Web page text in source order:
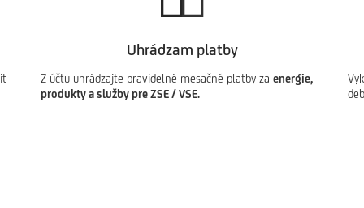
Uhrádzam platby
Z účtu uhrádzajte pravidelné mesačné platby za energie,
produkty a služby pre ZSE / VSE.